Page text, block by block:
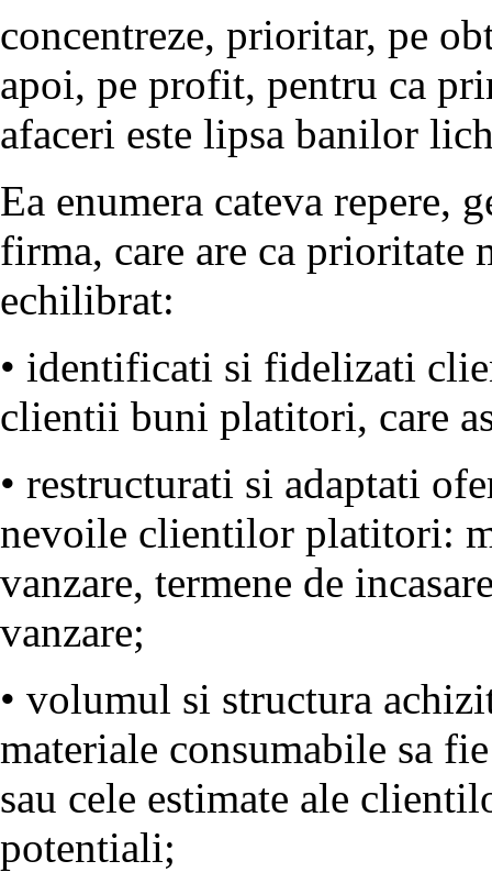
concentreze, prioritar, pe
apoi, pe profit, pentru ca
afaceri este lipsa banilor
Ea enumera cateva repere,
firma, care are ca prioritate
echilibrat:
• identificati si fidelizati
clientii buni platitori, care
• restructurati si adaptati
nevoile clientilor platitori:
vanzare, termene de
vanzare;
• volumul si structura
materiale consumabile sa
sau cele estimate ale
potentiali;